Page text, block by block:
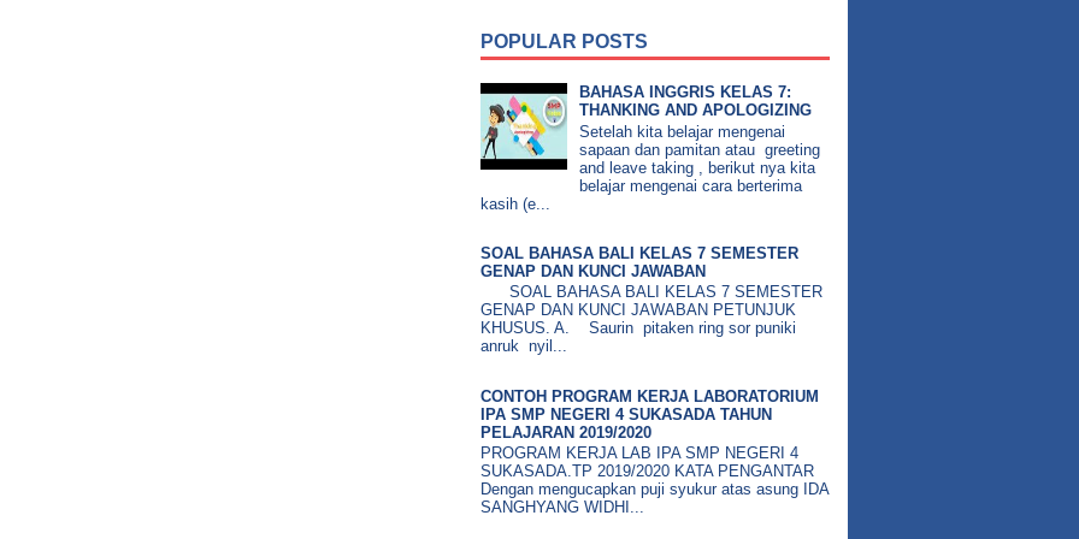
POPULAR POSTS
BAHASA INGGRIS KELAS 7:
THANKING AND APOLOGIZING
Setelah kita belajar mengenai
sapaan dan pamitan atau greeting
and leave taking , berikut nya kita
belajar mengenai cara berterima
kasih (e...
SOAL BAHASA BALI KELAS 7 SEMESTER
GENAP DAN KUNCI JAWABAN
SOAL BAHASA BALI KELAS 7 SEMESTER
GENAP DAN KUNCI JAWABAN PETUNJUK
KHUSUS. A. Saurin pitaken ring sor puniki
anruk nyil...
CONTOH PROGRAM KERJA LABORATORIUM
IPA SMP NEGERI 4 SUKASADA TAHUN
PELAJARAN 2019/2020
PROGRAM KERJA LAB IPA SMP NEGERI 4
SUKASADA.TP 2019/2020 KATA PENGANTAR
Dengan mengucapkan puji syukur atas asung IDA
SANGHYANG WIDHI...